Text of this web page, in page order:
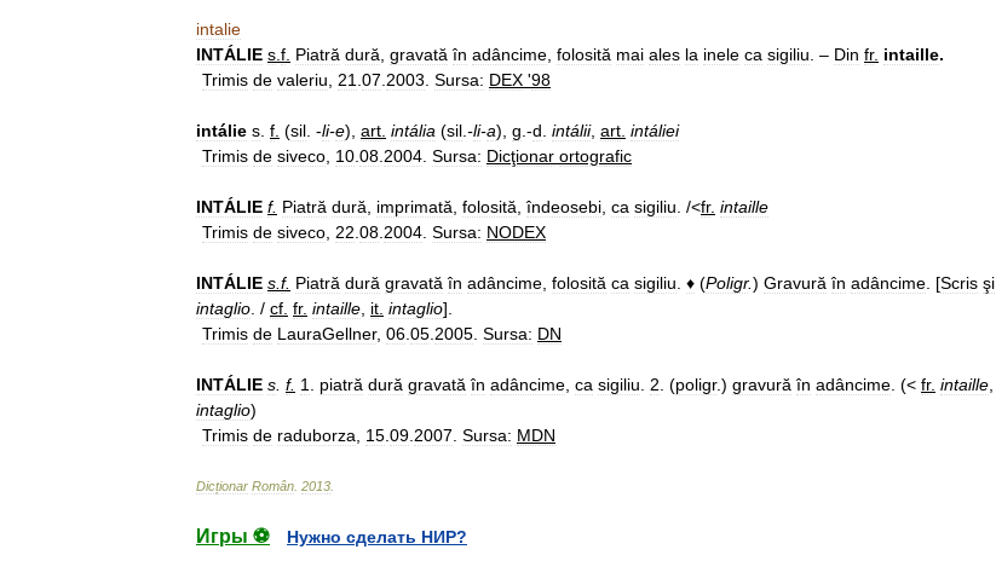
intalie
INTÁLIE s f Piatră dură gravată în adâncime folosită mai ales la inele ca sigiliu . – Din fr. intaille.
Trimis de valeriu 21 07 2003 Sursa: DEX '98
intálie s f (sil . -li-e), art intália (sil -li-a), g .-d intálii, art intáliei
Trimis de siveco 10 08 2004 Sursa: Dicţionar ortografic
INTÁLIE f. Piatră dură imprimată folosită ,îndeosebi ca sigiliu . /<fr. intaille
Trimis de siveco 22 08 2004 Sursa: NODEX
INTÁLIE s f. Piatră dură gravată în adâncime folosită ca sigiliu ♦ (Poligr.) Gravură în adâncime . [Scris şi
intaglio . / cf fr. intaille it intaglio].
Trimis de LauraGellner, 06 05 2005 Sursa: DN
INTÁLIE s f. 1 piatră dură gravată în adâncime ca sigiliu 2 . (poligr.) gravură în adâncime . (< fr. intaille
intaglio)
Trimis de raduborza 15 09 2007 Sursa: MDN
Dicționar Român 2013
Игры ⚽
Нужно сделать НИР?